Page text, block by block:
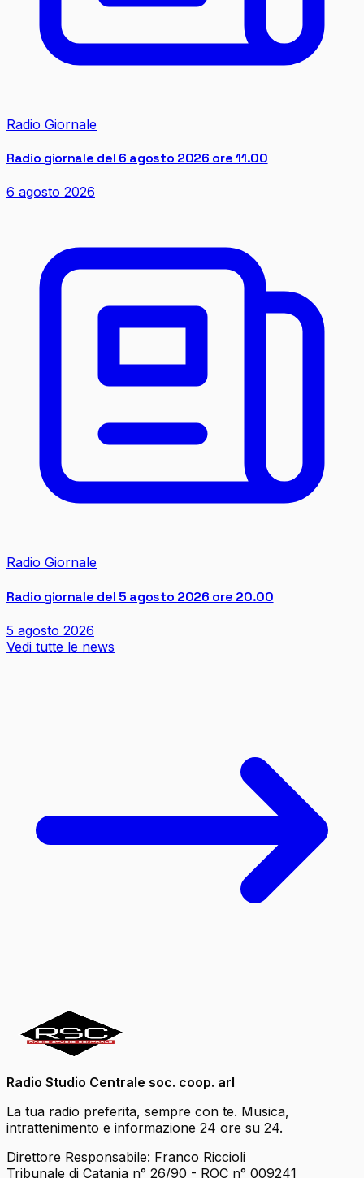
Radio Giornale
Radio giornale del 6 agosto 2026 ore 11.00
6 agosto 2026
Radio Giornale
Radio giornale del 5 agosto 2026 ore 20.00
5 agosto 2026
Vedi tutte le news
Radio Studio Centrale soc. coop. arl
La tua radio preferita, sempre con te. Musica,
intrattenimento e informazione 24 ore su 24.
Direttore Responsabile: Franco Riccioli
Tribunale di Catania n° 26/90 - ROC n° 009241